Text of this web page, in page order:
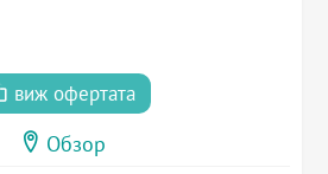
виж офертата
Обзор